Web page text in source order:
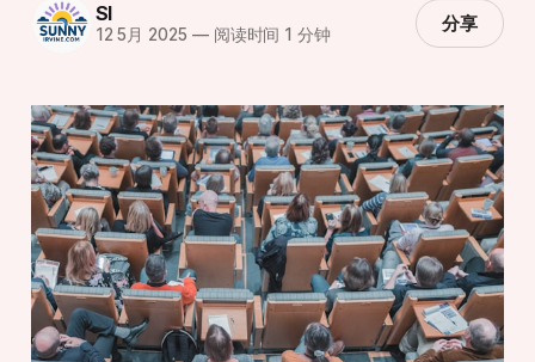
SI
12 5月 2025 —阅读时间 1 分钟 分享